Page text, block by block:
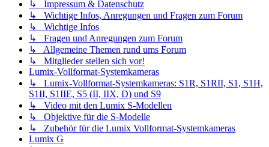
↳ Impressum & Datenschutz
↳ Wichtige Infos, Anregungen und Fragen zum Forum
↳ Wichtige Infos
↳ Fragen und Anregungen zum Forum
↳ Allgemeine Themen rund ums Forum
↳ Mitglieder stellen sich vor!
Lumix-Vollformat-Systemkameras
↳ Lumix-Vollformat-Systemkameras: S1R, S1RII, S1, S1H,
S1II, S1IIE, S5 (II, IIX, D) und S9
↳ Video mit den Lumix S-Modellen
↳ Objektive für die S-Modelle
↳ Zubehör für die Lumix Vollformat-Systemkameras
Lumix G